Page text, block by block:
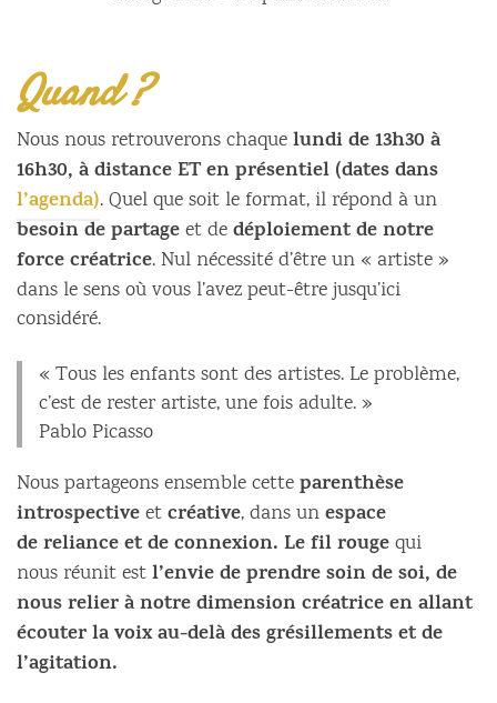
Quand ?
Nous nous retrouverons chaquelundi de 13h30 à
16h30, à distance ET en présentiel (dates dans
l’agenda). Quel que soit le format, il répond à un
besoin de partageet dedéploiement de notre
force créatrice. Nul nécessité d’être un « artiste »
dans le sens où vous l’avez peut-être jusqu’ici
considéré.
« Tous les enfants sont des artistes. Le problème,
c’est de rester artiste, une fois adulte. »
Pablo Picasso
Nous partageons ensemble cetteparenthèse
introspectiveetcréative, dans unespace
de reliance et de connexion. Le fil rougequi
nous réunit estl’envie de prendre soin de soi, de
nous relier à notre dimension créatrice en allant
écouter la voix au-delà des grésillements et de
l’agitation.